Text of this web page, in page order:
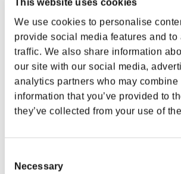
This website uses cookies
We use cookies to personalise
provide social media features and to
traffic. We also share information
our site with our social media,
analytics partners who may combine
information that you’ve provided to
they’ve collected from your use of
Selection
Necessary
Liv. personaggio: 100 o meno
Killer avido
Liv. personaggio: 80 o meno
Munizioni fuoco
Lv.4
Liv. personaggio: 60 o meno